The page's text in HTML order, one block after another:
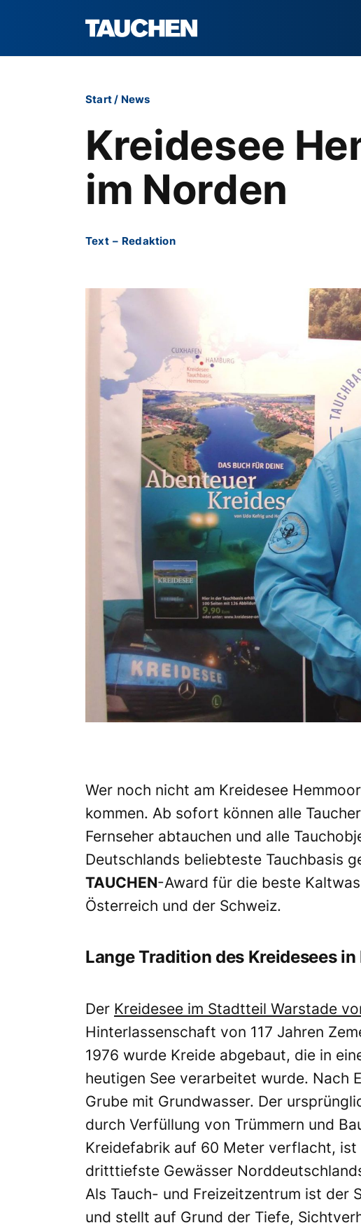
Start/ News
Kreidesee
im Norden
Text – Redaktion
Wer noch nicht am Kreidesee Hemmoor
kommen. Ab sofort können alle
Fernseher abtauchen und alle
Deutschlands beliebteste Tauchbasis
TAUCHEN-Award für die beste
Österreich und der Schweiz.
Lange Tradition des Kreidesees
Der Kreidesee im Stadtteil Warstade
Hinterlassenschaft von 117 Jahren
1976 wurde Kreide abgebaut, die in
heutigen See verarbeitet wurde. Nach
Grube mit Grundwasser. Der
durch Verfüllung von Trümmern und
Kreidefabrik auf 60 Meter verflacht, ist
dritttiefste Gewässer
Als Tauch- und Freizeitzentrum ist der
und stellt auf Grund der Tiefe,